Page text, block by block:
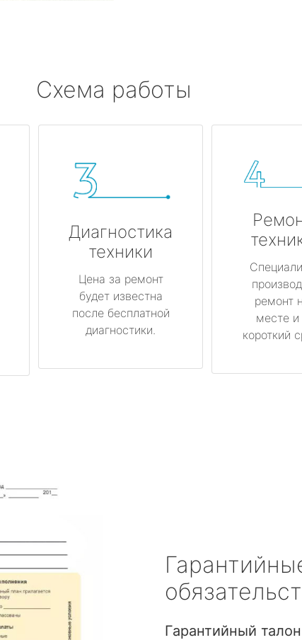
Схема работы
Диагностика
техники
Цена за ремонт
будет известна
после бесплатной
диагностики.
ремонт
месте и
короткий
Гарантийный талон